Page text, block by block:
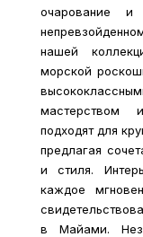
очарование
нашей
морской
мастерством
подходят для
предлагая
и стиля.
каждое
в Майами.